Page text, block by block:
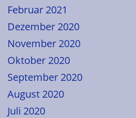
Februar 2021
Dezember 2020
November 2020
Oktober 2020
September 2020
August 2020
Juli 2020